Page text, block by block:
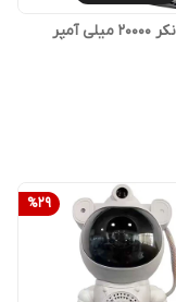
پاوربانک انکر 20000 میلی آمپر
%29